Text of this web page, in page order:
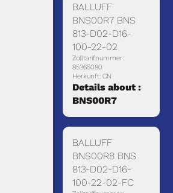
BALLUFF
BNS00R7 BNS
813-D02-D16-
100-22-02
Zolltarifnummer:
85365080
Herkunft: CN
Details about :
BNS00R7
BALLUFF
BNS00R8 BNS
813-D02-D16-
100-22-02-FC